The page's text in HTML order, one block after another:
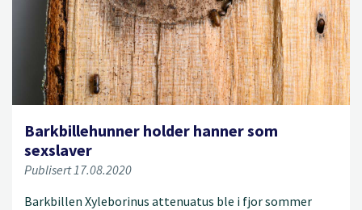
Barkbillehunner holder hanner som
sexslaver
Publisert 17.08.2020
Barkbillen Xyleborinus attenuatus ble i fjor sommer